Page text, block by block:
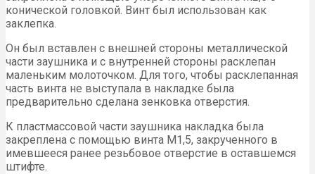
конической головкой. Винт был использован как
заклепка.
Он был вставлен с внешней стороны металлической
части заушника и с внутренней стороны расклепан
маленьким молоточком. Для того, чтобы расклепанная
часть винта не выступала в накладке была
предварительно сделана зенковка отверстия.
К пластмассовой части заушника накладка была
закреплена с помощью винта М1,5, закрученного в
имевшееся ранее резьбовое отверстие в оставшемся
штифте.